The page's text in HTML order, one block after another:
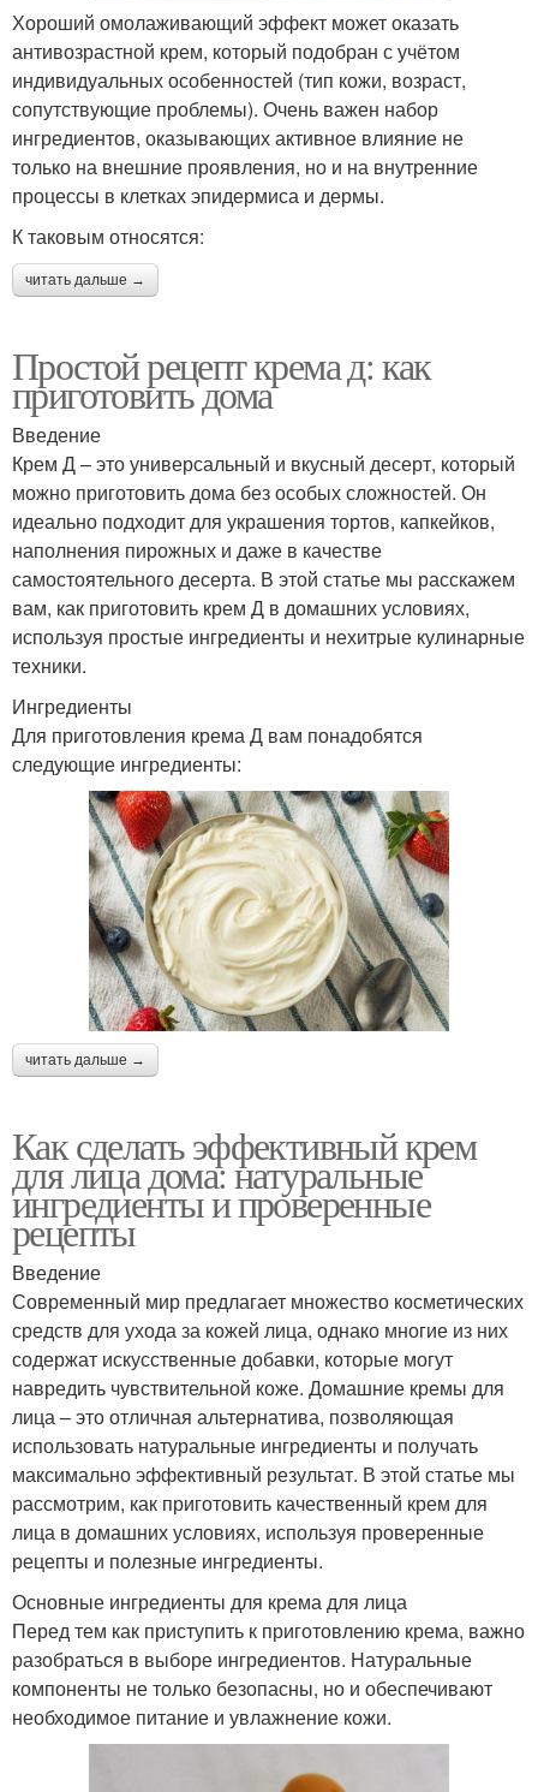
Хороший омолаживающий эффект может оказать
антивозрастной крем, который подобран с учётом
индивидуальных особенностей (тип кожи, возраст,
сопутствующие проблемы). Очень важен набор
ингредиентов, оказывающих активное влияние не
только на внешние проявления, но и на внутренние
процессы в клетках эпидермиса и дермы.
К таковым относятся:
читать дальше →
Простой рецепт крема д: как
приготовить дома
Введение
Крем Д – это универсальный и вкусный десерт, который
можно приготовить дома без особых сложностей. Он
идеально подходит для украшения тортов, капкейков,
наполнения пирожных и даже в качестве
самостоятельного десерта. В этой статье мы расскажем
вам, как приготовить крем Д в домашних условиях,
используя простые ингредиенты и нехитрые кулинарные
техники.
Ингредиенты
Для приготовления крема Д вам понадобятся
следующие ингредиенты:
читать дальше →
Как сделать эффективный крем
для лица дома: натуральные
ингредиенты и проверенные
рецепты
Введение
Современный мир предлагает множество косметических
средств для ухода за кожей лица, однако многие из них
содержат искусственные добавки, которые могут
навредить чувствительной коже. Домашние кремы для
лица – это отличная альтернатива, позволяющая
использовать натуральные ингредиенты и получать
максимально эффективный результат. В этой статье мы
рассмотрим, как приготовить качественный крем для
лица в домашних условиях, используя проверенные
рецепты и полезные ингредиенты.
Основные ингредиенты для крема для лица
Перед тем как приступить к приготовлению крема, важно
разобраться в выборе ингредиентов. Натуральные
компоненты не только безопасны, но и обеспечивают
необходимое питание и увлажнение кожи.